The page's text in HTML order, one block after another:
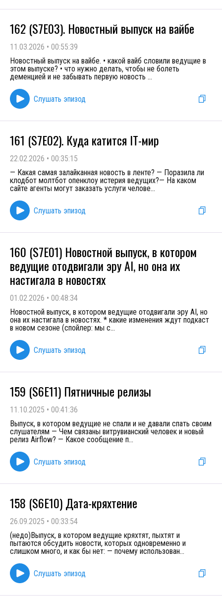
162 (S7E03). Новостный выпуск на вайбе
11.03.2026 • 00:55:39
Новостный выпуск на вайбе. • какой вайб словили ведущие в
этом выпуске? • что нужно делать, чтобы не болеть
деменцией и не забывать первую новость ...
Слушать эпизод
161 (S7E02). Куда катится IT-мир
22.02.2026 • 00:35:15
— Какая самая залайканная новость в ленте? — Поразила ли
клодбот молтбот опенклоу истерия ведущих?— На каком
сайте агенты могут заказать услуги челове...
Слушать эпизод
160 (S7E01) Новостной выпуск, в котором
ведущие отодвигали эру AI, но она их
настигала в новостях
01.02.2026 • 00:48:34
Новостной выпуск, в котором ведущие отодвигали эру AI, но
она их настигала в новостях. * какие изменения ждут подкаст
в новом сезоне (спойлер: мы с...
Слушать эпизод
159 (S6E11) Пятничные релизы
11.10.2025 • 00:41:36
Выпуск, в котором ведущие не спали и не давали спать своим
слушателям — Чем связаны витрувианский человек и новый
релиз Airflow? — Какое сообщение п...
Слушать эпизод
158 (S6E10) Дата-кряхтение
26.09.2025 • 00:33:54
(недо)Выпуск, в котором ведущие кряхтят, пыхтят и
пытаются обсудить новости, которых одновременно и
слишком много, и как бы нет: — почему использован...
Слушать эпизод